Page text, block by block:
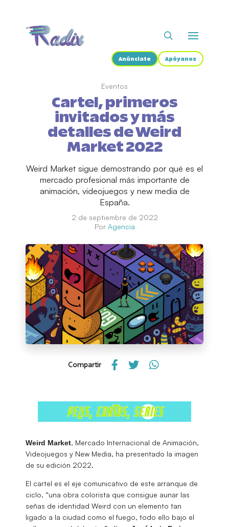
Anúnciate Apóyanos
Eventos
Cartel, primeros
invitados y más
detalles de Weird
Market 2022
Weird Market sigue demostrando por qué es el
mercado profesional más importante de
animación, videojuegos y new media de
España.
2 de septiembre de 2022
Por Agencia
Compartir
Weird Market, Mercado Internacional de Animación,
Videojuegos y New Media, ha presentado la imagen
de su edición 2022.
El cartel es el eje comunicativo de este arranque de
ciclo, “una obra colorista que consigue aunar las
señas de identidad Weird con un elemento tan
ligado a la ciudad como el fuego, todo ello bajo el